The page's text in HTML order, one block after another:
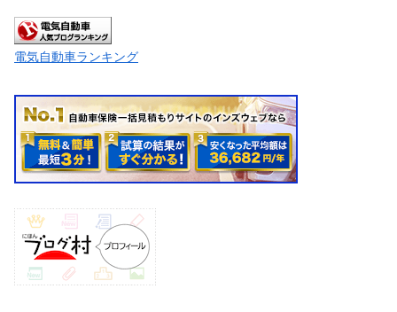
電気自動車ランキング